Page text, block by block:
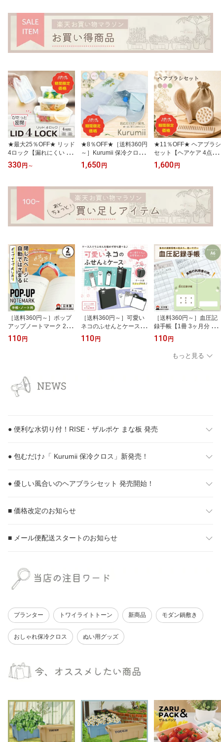
コーム 巾着ポーチ付き 3
色展開頭皮ケア 濡れ髪】
トル アイス 買い物 エコ
バッグ キャンプ
さ4mm 【フック穴付き
丸洗いOK おしゃれ】
★最大25％OFF★ リッド
4ロック【漏れにくい 密
閉容器】300/450/630/85
0mL【お弁当箱 4点ロッ
体型 洗いやすい 冷凍OK
作り置き おかず ストッ
330円 ～
★8％OFF★［送料360円
～］Kurumii 保冷クロス
【包むだけ 簡単保冷】
約55×55cm 保冷 ランチ
トル アイス 買い物 エコ
バッグ キャンプ
1,650円
★11％OFF★ ヘアブラシ
セット【ヘアケア 4点セ
ット】麦わら配合 ナチュ
ラル テイスト【ヘアブラ
コーム 巾着ポーチ付き 3
色展開頭皮ケア 濡れ髪】
1,600円
［送料360円～］ポップ
アップノートマーク 2枚
組 【自動ではさまる し
おり】サメ トラ オオカ
具 ステーショナリー 事
務用品 勉強 日本製】
110円
［送料360円～］可愛い
ネコのふせんとケース
【かわいい 付箋 クリッ
プ付きケース メモ 黒猫
110円
［送料360円～］血圧記
録手帳【1冊 3ヶ月分 使
いやすい 見開き1週間分
朝夜別 通院 健康管理 健
康習慣 体調管理 32ペー
ジ】グリーン
110円
もっと見る
● 便利な水切り付！RISE・ザルポケ まな板 発売
● 包むだけ♪「 Kurumii 保冷クロス」新発売！
● 優しい風合いのヘアブラシセット 発売開始！
■ 価格改定のお知らせ
■ メール便配送スタートのお知らせ
プランター トワイライトトーン 新商品 モダン鍋敷き
おしゃれ保冷クロス ぬい用グッズ